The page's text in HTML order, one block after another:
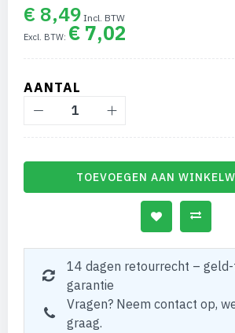
€ 8,49
€ 7,02
AANTAL
TOEVOEGEN AAN
14 dagen retourrecht –
garantie
Vragen? Neem contact op,
graag.